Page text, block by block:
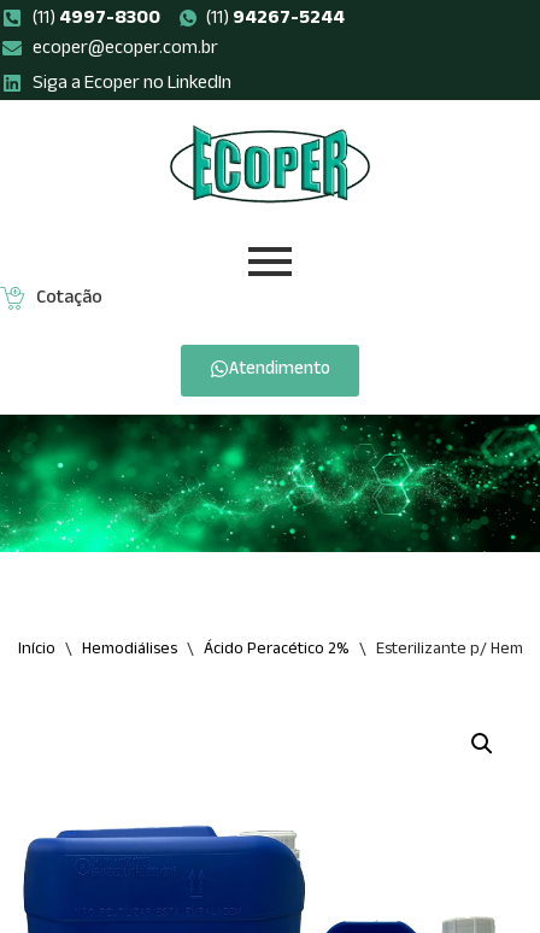
Pular
para
(11)4997-8300 (11)94267-5244
ecoper@ecoper.com.br
Siga a Ecoper no LinkedIn
Cotação
Atendimento
Início \ Hemodiálises \ Ácido Peracético 2% \ Esterilizante p/